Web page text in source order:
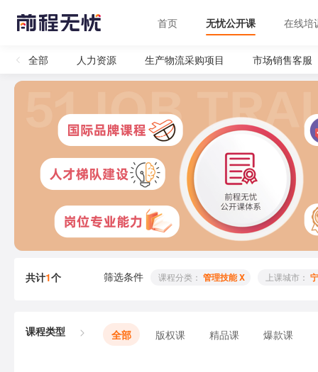
首页 无忧公开课 在线培
全部 人力资源 生产物流采购项目 市场销售客服
共计1个 筛选条件 课程分类： 管理技能 X 上课城市：
课程类型 全部 版权课 精品课 爆款课